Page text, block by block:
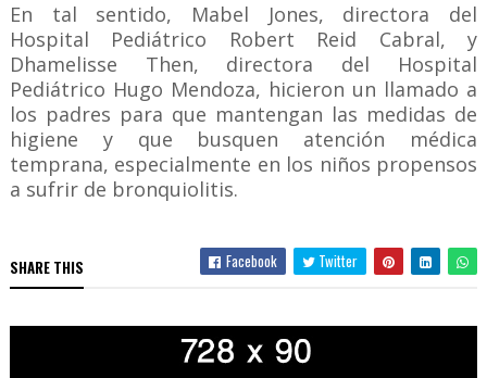
En tal sentido, Mabel Jones, directora del
Hospital Pediátrico Robert Reid Cabral, y
Dhamelisse Then, directora del Hospital
Pediátrico Hugo Mendoza, hicieron un llamado a
los padres para que mantengan las medidas de
higiene y que busquen atención médica
temprana, especialmente en los niños propensos
a sufrir de bronquiolitis.
SHARE THIS Facebook Twitter